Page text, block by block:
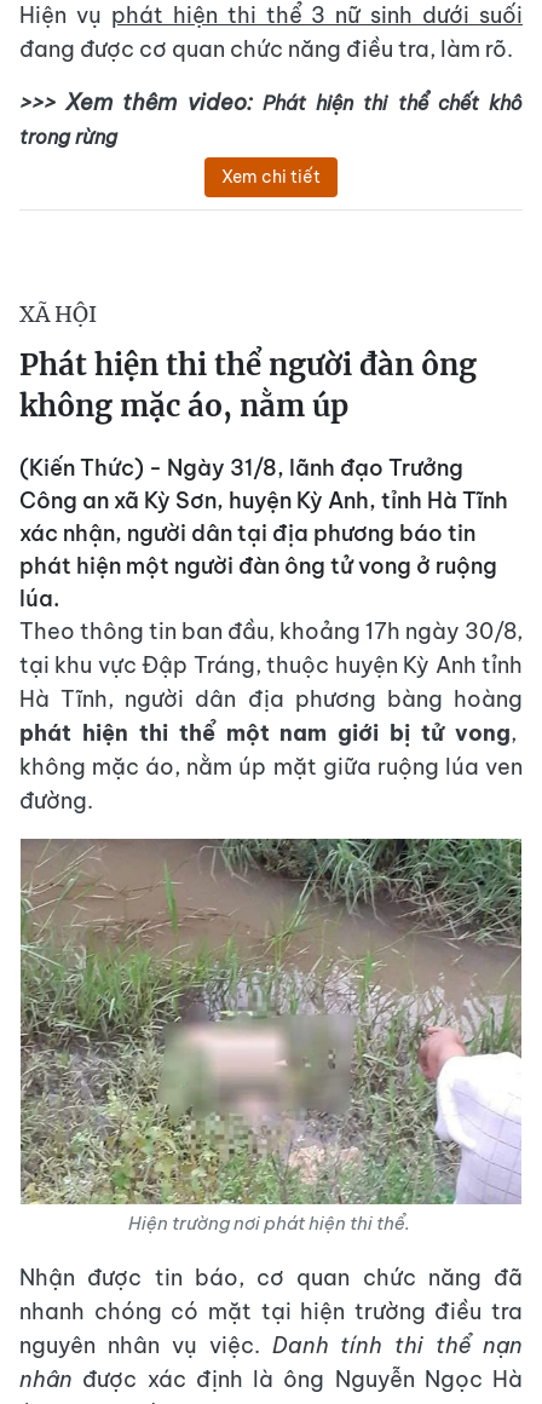
Hiện vụ phát hiện thi thể 3 nữ sinh dưới suối
đang được cơ quan chức năng điều tra, làm rõ.
>>> Xem thêm video: Phát hiện thi thể chết khô
trong rừng
Xem chi tiết
XÃ HỘI
Phát hiện thi thể người đàn ông
không mặc áo, nằm úp
(Kiến Thức) - Ngày 31/8, lãnh đạo Trưởng
Công an xã Kỳ Sơn, huyện Kỳ Anh, tỉnh Hà Tĩnh
xác nhận, người dân tại địa phương báo tin
phát hiện một người đàn ông tử vong ở ruộng
lúa.
Theo thông tin ban đầu, khoảng 17h ngày 30/8,
tại khu vực Đập Tráng, thuộc huyện Kỳ Anh tỉnh
Hà Tĩnh, người dân địa phương bàng hoàng
phát hiện thi thể một nam giới bị tử vong,
không mặc áo, nằm úp mặt giữa ruộng lúa ven
đường.
Hiện trường nơi phát hiện thi thể.
Nhận được tin báo, cơ quan chức năng đã
nhanh chóng có mặt tại hiện trường điều tra
nguyên nhân vụ việc. Danh tính thi thể nạn
nhân được xác định là ông Nguyễn Ngọc Hà